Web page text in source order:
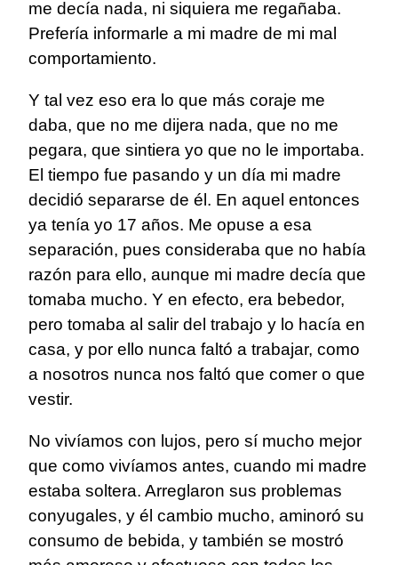
me decía nada, ni siquiera me regañaba.
Prefería informarle a mi madre de mi mal
comportamiento.
Y tal vez eso era lo que más coraje me
daba, que no me dijera nada, que no me
pegara, que sintiera yo que no le importaba.
El tiempo fue pasando y un día mi madre
decidió separarse de él. En aquel entonces
ya tenía yo 17 años. Me opuse a esa
separación, pues consideraba que no había
razón para ello, aunque mi madre decía que
tomaba mucho. Y en efecto, era bebedor,
pero tomaba al salir del trabajo y lo hacía en
casa, y por ello nunca faltó a trabajar, como
a nosotros nunca nos faltó que comer o que
vestir.
No vivíamos con lujos, pero sí mucho mejor
que como vivíamos antes, cuando mi madre
estaba soltera. Arreglaron sus problemas
conyugales, y él cambio mucho, aminoró su
consumo de bebida, y también se mostró